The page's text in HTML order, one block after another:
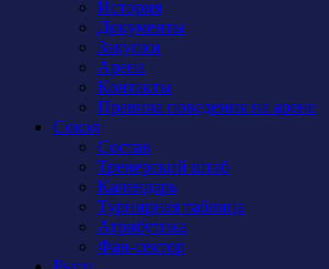
История
Документы
Закупки
Арена
Контакты
Правила поведения на арене
Сокол
Состав
Тренерский штаб
Календарь
Турнирная таблица
Атрибутика
Фан-сектор